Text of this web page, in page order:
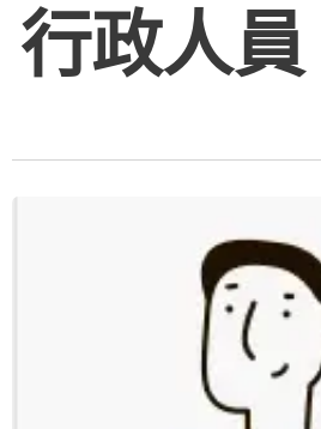
行政人